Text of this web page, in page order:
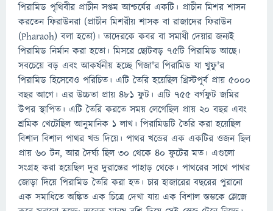
পিরামিড পৃথিবীর প্রাচীন সপ্তম আশ্চর্যের একটি। প্রাচীন মিশর শাসন
করতেন ফিরাউনরা (প্রাচীন মিশরীয় শাসক বা রাজাদের ফিরাউন
(Pharaoh) বলা হতো)। তাদেরকে কবর বা সমাধী দেয়ার জন্যই
পিরামিড নির্মান করা হতো। মিসরে ছোটবড় ৭৫টি পিরামিড আছে।
সবচেয়ে বড় এবং আকর্ষনীয় হচ্ছে গিজা'র পিরামিড যা খুফু'র
পিরামিড হিসেবেও পরিচিত। এটি তৈরি হয়েছিল খ্রিস্টপূর্ব প্রায় ৫০০০
বছর আগে। এর উচ্চতা প্রায় ৪৮১ ফুট। এটি ৭৫৫ বর্গফুট জমির
উপর স্থাপিত। এটি তৈরি করতে সময় লেগেছিল প্রায় ২০ বছর এবং
শ্রমিক খেটেছিল আনুমানিক ১ লাখ। পিরামিডটি তৈরি করা হয়েছিল
বিশাল বিশাল পাথর খন্ড দিয়ে। পাথর খন্ডের এক একটির ওজন ছিল
প্রায় ৬০ টন, আর দৈর্ঘ্য ছিল ৩০ থেকে ৪০ ফুটের মত। এগুলো
সংগ্রহ করা হয়েছিল দূর দুরান্তের পাহাড় থেকে। পাথরের সাথে পাথর
জোড়া দিয়ে পিরামিড তৈরি করা হত। চার হাজারের বছরের পুরানো
এক সমাধিতে অঙ্কিত এক চিত্রে দেখা যায় এক বিশাল স্তম্ভকে স্লেজে